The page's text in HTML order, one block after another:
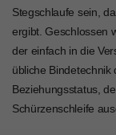
Stegschlaufe sein,
ergibt. Geschlossen
der einfach in die
übliche
Beziehungsstatus,
Schürzenschleife